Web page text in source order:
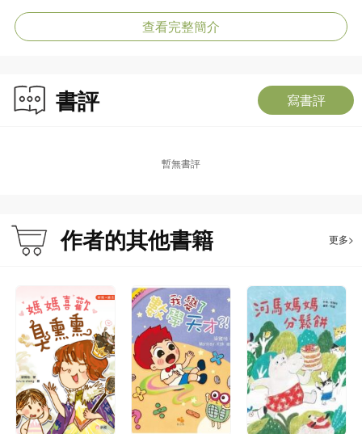
查看完整簡介
書評 寫書評
暫無書評
作者的其他書籍 更多>